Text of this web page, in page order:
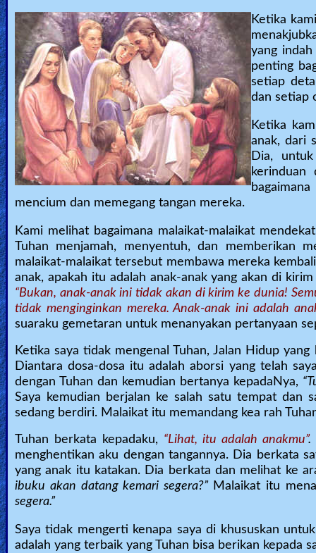
Ketika
yang
penting
setiap
dan setiap
Ketika
anak, dari
Dia,
kerinduan
mencium dan memegang tangan mereka.
Kami melihat bagaimana malaikat-malaikat
Tuhan menjamah, menyentuh, dan memberikan
malaikat-malaikat tersebut membawa mereka
anak, apakah itu adalah anak-anak yang akan di
“Bukan, anak-anak ini tidak akan di kirim ke dunia!
tidak menginginkan mereka. Anak-anak ini adalah
suaraku gemetaran untuk menanyakan pertanyaan
Ketika saya tidak mengenal Tuhan, Jalan Hidup
Diantara dosa-dosa itu adalah aborsi yang telah
dengan Tuhan dan kemudian bertanya kepadaNya,
Saya kemudian berjalan ke salah satu tempat dan
sedang berdiri. Malaikat itu memandang kea rah
Tuhan berkata kepadaku, “Lihat, itu adalah anakmu”.
menghentikan aku dengan tangannya. Dia berkata
yang anak itu katakan. Dia berkata dan melihat ke
ibuku akan datang kemari segera?” Malaikat itu
segera.”
Saya tidak mengerti kenapa saya di khususkan
adalah yang terbaik yang Tuhan bisa berikan kepada